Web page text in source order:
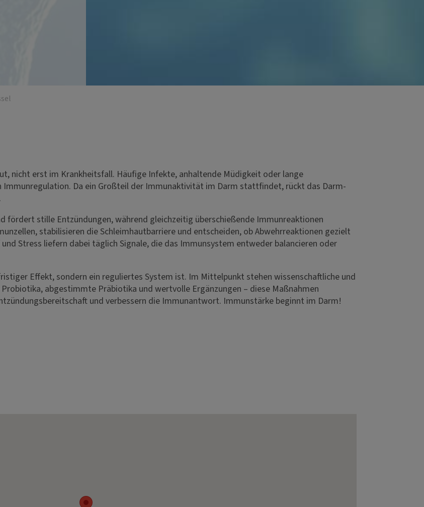
nicht erst im Krankheitsfall. Häufige Infekte, anhaltende Müdigkeit oder lange
Immunregulation. Da ein Großteil der Immunaktivität im Darm stattfindet, rückt das Darm-
fördert stille Entzündungen, während gleichzeitig überschießende Immunreaktionen
stabilisieren die Schleimhautbarriere und entscheiden, ob Abwehrreaktionen gezielt
Stress liefern dabei täglich Signale, die das Immunsystem entweder balancieren oder
Effekt, sondern ein reguliertes System ist. Im Mittelpunkt stehen wissenschaftliche und
abgestimmte Präbiotika und wertvolle Ergänzungen – diese Maßnahmen
und verbessern die Immunantwort. Immunstärke beginnt im Darm!